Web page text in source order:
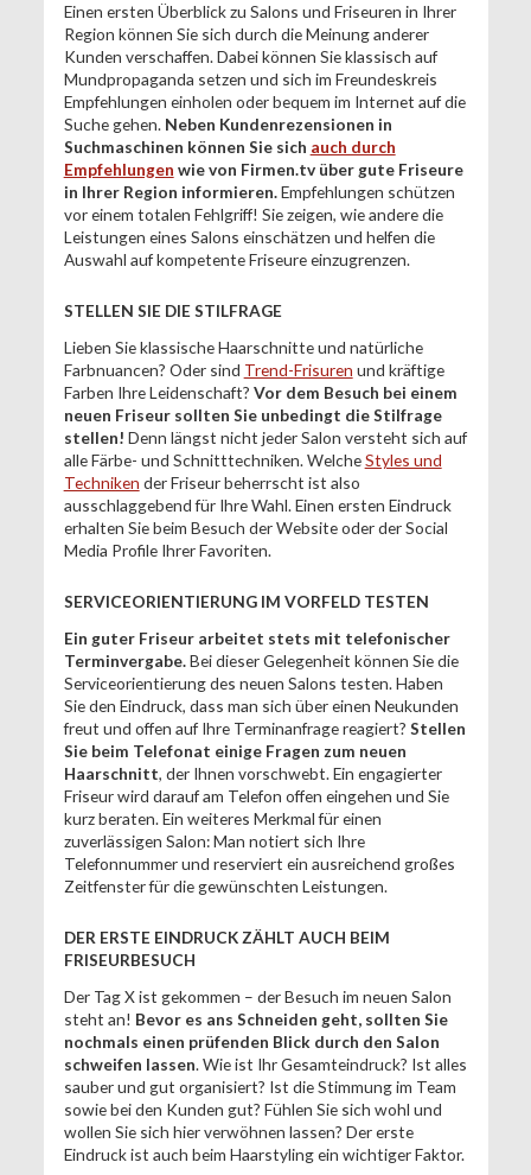
Einen ersten Überblick zu Salons und Friseuren in Ihrer
Region können Sie sich durch die Meinung anderer
Kunden verschaffen. Dabei können Sie klassisch auf
Mundpropaganda setzen und sich im Freundeskreis
Empfehlungen einholen oder bequem im Internet auf die
Suche gehen. Neben Kundenrezensionen in
Suchmaschinen können Sie sich auch durch
Empfehlungen wie von Firmen.tv über gute Friseure
in Ihrer Region informieren.Empfehlungen schützen
vor einem totalen Fehlgriff! Sie zeigen, wie andere die
Leistungen eines Salons einschätzen und helfen die
Auswahl auf kompetente Friseure einzugrenzen.
STELLEN SIE DIE STILFRAGE
Lieben Sie klassische Haarschnitte und natürliche
Farbnuancen? Oder sind Trend-Frisuren und kräftige
Farben Ihre Leidenschaft? Vor dem Besuch bei einem
neuen Friseur sollten Sie unbedingt die Stilfrage
stellen! Denn längst nicht jeder Salon versteht sich auf
alle Färbe- und Schnitttechniken. WelcheStyles und
Techniken der Friseur beherrscht ist also
ausschlaggebend für Ihre Wahl. Einen ersten Eindruck
erhalten Sie beim Besuch der Website oder der Social
Media Profile Ihrer Favoriten.
SERVICEORIENTIERUNG IM VORFELD TESTEN
Ein guter Friseur arbeitet stets mit telefonischer
Terminvergabe.Bei dieser Gelegenheit können Sie die
Serviceorientierung des neuen Salons testen. Haben
Sie den Eindruck, dass man sich über einen Neukunden
freut und offen auf Ihre Terminanfrage reagiert? Stellen
Sie beim Telefonat einige Fragen zum neuen
Haarschnitt, der Ihnen vorschwebt. Ein engagierter
Friseur wird darauf am Telefon offen eingehen und Sie
kurz beraten. Ein weiteres Merkmal für einen
zuverlässigen Salon: Man notiert sich Ihre
Telefonnummer und reserviert ein ausreichend großes
Zeitfenster für die gewünschten Leistungen.
DER ERSTE EINDRUCK ZÄHLT AUCH BEIM
FRISEURBESUCH
Der Tag X ist gekommen – der Besuch im neuen Salon
steht an! Bevor es ans Schneiden geht, sollten Sie
nochmals einen prüfenden Blick durch den Salon
schweifen lassen. Wie ist Ihr Gesamteindruck? Ist alles
sauber und gut organisiert? Ist die Stimmung im Team
sowie bei den Kunden gut? Fühlen Sie sich wohl und
wollen Sie sich hier verwöhnen lassen? Der erste
Eindruck ist auch beim Haarstyling ein wichtiger Faktor.